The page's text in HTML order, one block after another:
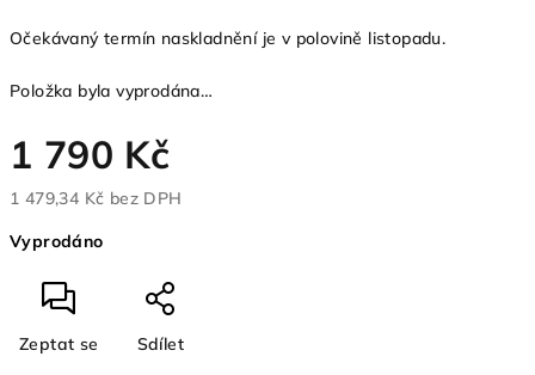
Očekávaný termín naskladnění je v polovině listopadu.
Položka byla vyprodána…
1 790 Kč
1 479,34 Kč bez DPH
cena:
Vyprodáno
Zeptat se Sdílet